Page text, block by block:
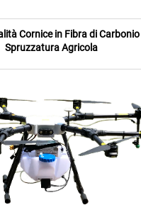
Cornice in Fibra di
Spruzzatura Agricola